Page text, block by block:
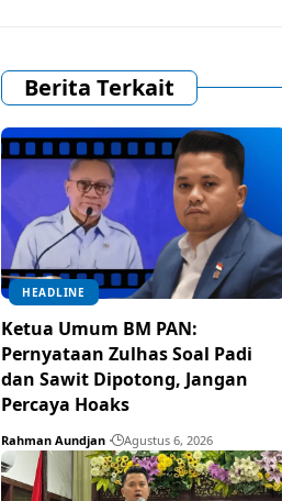
Berita Terkait
HEADLINE
Ketua Umum BM PAN:
Pernyataan Zulhas Soal Padi
dan Sawit Dipotong, Jangan
Percaya Hoaks
Rahman Aundjan Agustus 6, 2026